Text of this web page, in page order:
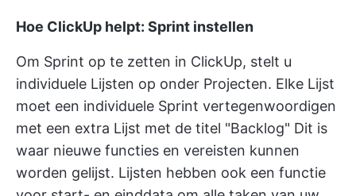
Hoe ClickUp helpt: Sprint instellen
Om Sprint op te zetten in ClickUp, stelt u
individuele Lijsten op onder Projecten. Elke Lijst
moet een individuele Sprint vertegenwoordigen
met een extra Lijst met de titel "Backlog" Dit is
waar nieuwe functies en vereisten kunnen
worden gelijst. Lijsten hebben ook een functie